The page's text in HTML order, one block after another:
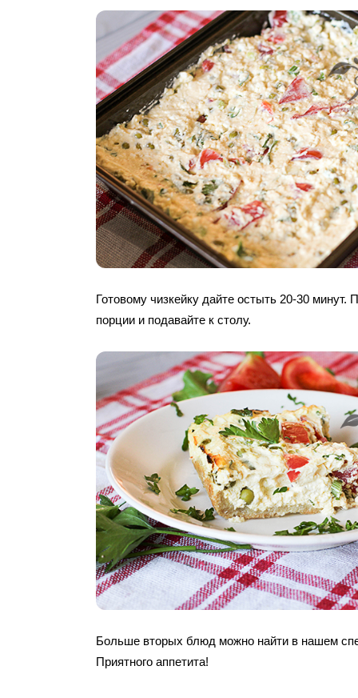
Готовому чизкейку дайте остыть 20-30 минут.
порции и подавайте к столу.
Больше вторых блюд можно найти в нашем
Приятного аппетита!